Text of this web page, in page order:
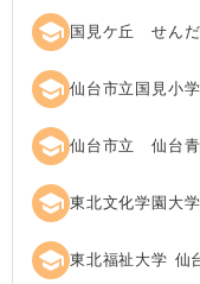
school 国見ケ丘 せんだ
school 仙台市立国見小
school 仙台市立 仙台青
school 東北文化学園大
school 東北福祉大学 仙